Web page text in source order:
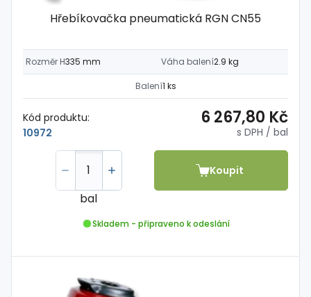
Hřebíkovačka pneumatická RGN CN55
Rozměr H335 mm Váha balení2.9 kg
Balení1 ks
Kód produktu:
10972
6 267,80 Kč
s DPH / bal
bal
Koupit
Skladem - připraveno k odeslání